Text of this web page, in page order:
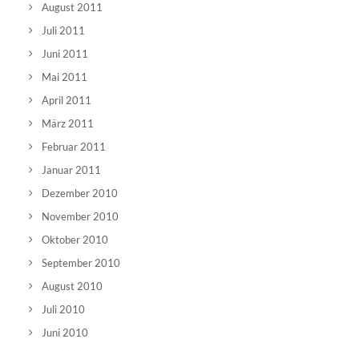
August 2011
Juli 2011
Juni 2011
Mai 2011
April 2011
März 2011
Februar 2011
Januar 2011
Dezember 2010
November 2010
Oktober 2010
September 2010
August 2010
Juli 2010
Juni 2010